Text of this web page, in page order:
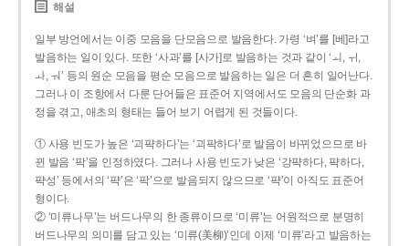
해설
일부 방언에서는 이중 모음을 단모음으로 발음한다. 가령 ‘벼’를 [베]라고
발음하는 일이 있다. 또한 ‘사과’를 [사가]로 발음하는 것과 같이 ‘ㅚ, ㅟ,
ㅘ, ㅝ’ 등의 원순 모음을 평순 모음으로 발음하는 일은 더 흔히 일어난다.
그러나 이 조항에서 다룬 단어들은 표준어 지역에서도 모음의 단순화 과
정을 겪고, 애초의 형태는 들어 보기 어렵게 된 것들이다.
① 사용 빈도가 높은 ‘괴퍅하다’는 ‘괴팍하다’로 발음이 바뀌었으므로 바
뀐 발음 ‘팍’을 인정하였다. 그러나 사용 빈도가 낮은 ‘강퍅하다, 퍅하다,
퍅성’ 등에서의 ‘퍅’은 ‘팍’으로 발음되지 않으므로 ‘퍅’이 아직도 표준어
형이다.
② ‘미류나무’는 버드나무의 한 종류이므로 ‘미류’는 어원적으로 분명히
버드나무의 의미를 담고 있는 ‘미류(美柳)’인데 이제 ‘미류’라고 발음하는